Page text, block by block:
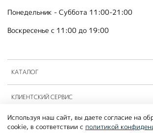
КАТАЛОГ
КЛИЕНТСКИЙ СЕРВИС
ПАРТНЁРЫ B2B
Понедельник - Суббота 11:00-21:00
Воскресенье с 11:00 до 19:00
Используя наш сайт, вы даете согласие на
cookie, в соответствии с политикой